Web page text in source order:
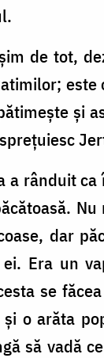
de tot,
şi
a rânduit
dar
Era un
se
şi o arăta
să vadă